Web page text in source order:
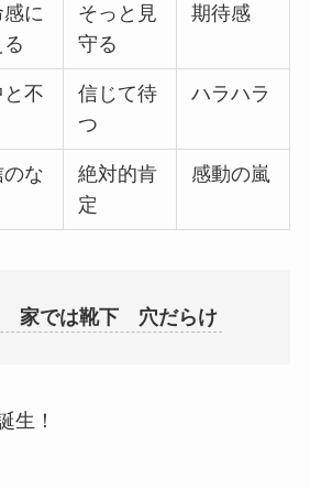
に
そっと見
守る
期待感
不
信じて待
つ
ハラハラ
のな
絶対的肯
定
感動の嵐
家では靴下 穴だらけ
生！